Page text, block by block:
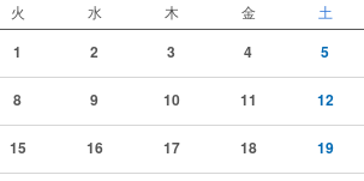
火 水 木 金 土
1 2 3 4 5
8 9 10 11 12
15 16 17 18 19